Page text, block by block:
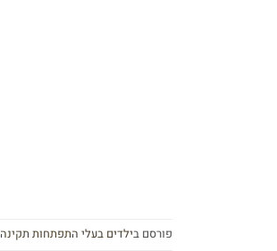
פורסם בילדים בעלי התפתחות תקינה